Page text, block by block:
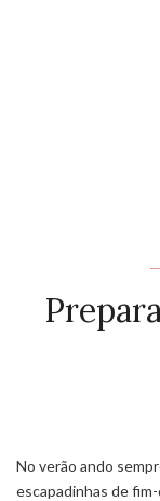
No verão ando
escapadinhas de